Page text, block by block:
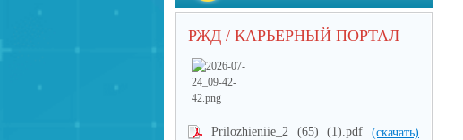
РЖД / КАРЬЕРНЫЙ ПОРТАЛ
Prilozhieniie_2 (65) (1).pdf (скачать)